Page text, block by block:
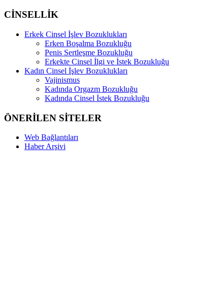
CİNSELLİK
Erkek Cinsel İşlev Bozuklukları
Erken Boşalma Bozukluğu
Penis Sertleşme Bozukluğu
Erkekte Cinsel İlgi ve İstek Bozukluğu
Kadın Cinsel İşlev Bozuklukları
Vajinismus
Kadında Orgazm Bozukluğu
Kadında Cinsel İstek Bozukluğu
ÖNERİLEN SİTELER
Web Bağlantıları
Haber Arşivi